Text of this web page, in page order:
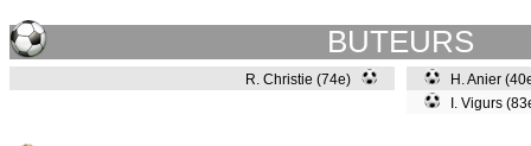
BUTEURS
R. Christie (74e)
H. Anier
I. Vigurs